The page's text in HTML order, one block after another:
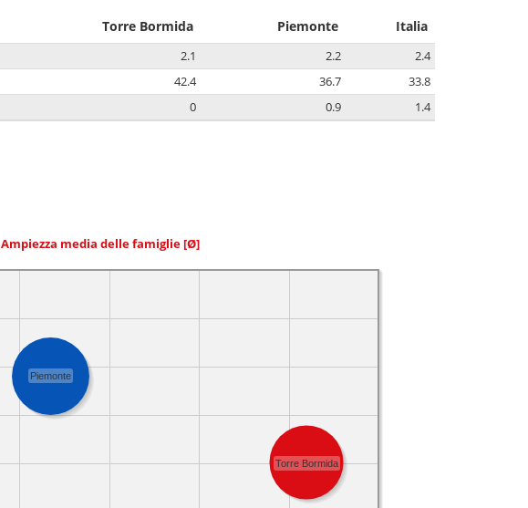
Torre Bormida Piemonte Italia
2.1 2.2
2.4
42.4 36.7
33.8
0 0.9 1.4
Ampiezza media delle famiglie [Ø]
Piemonte
Torre Bormida